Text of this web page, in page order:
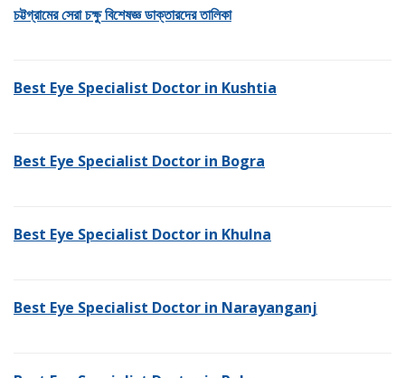
চট্টগ্রামের সেরা চক্ষু বিশেষজ্ঞ ডাক্তারদের তালিকা
Best Eye Specialist Doctor in Kushtia
Best Eye Specialist Doctor in Bogra
Best Eye Specialist Doctor in Khulna
Best Eye Specialist Doctor in Narayanganj